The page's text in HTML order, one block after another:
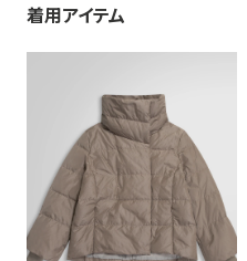
着用アイテム